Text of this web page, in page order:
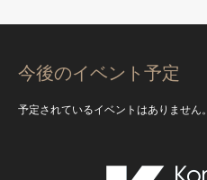
今後のイベント予定
予定されているイベントはありません。